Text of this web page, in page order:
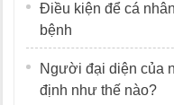
Điều kiện để cá
bệnh
Người đại diện của
định như thế nào?